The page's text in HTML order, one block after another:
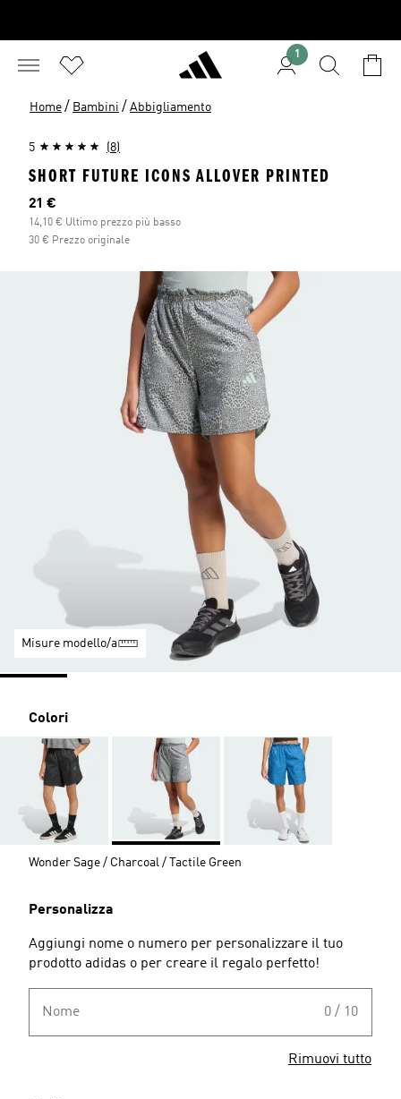
1
Home / Bambini / Abbigliamento
5 (8)
SHORT FUTURE ICONS ALLOVER PRINTED
Prezzo attuale
21 €
14,10 € Ultimo prezzo più basso
30 € Prezzo originale
Misure modello/a
Colori
Wonder Sage / Charcoal / Tactile Green
Personalizza
Aggiungi nome o numero per personalizzare il tuo
prodotto adidas o per creare il regalo perfetto!
Nome 0 / 10
Rimuovi tutto